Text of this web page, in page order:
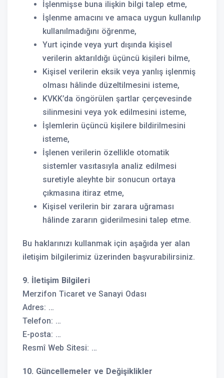
İşlenmişse buna ilişkin bilgi talep etme,
İşlenme amacını ve amaca uygun kullanılıp
kullanılmadığını öğrenme,
Yurt içinde veya yurt dışında kişisel
verilerin aktarıldığı üçüncü kişileri bilme,
Kişisel verilerin eksik veya yanlış işlenmiş
olması hâlinde düzeltilmesini isteme,
KVKK’da öngörülen şartlar çerçevesinde
silinmesini veya yok edilmesini isteme,
İşlemlerin üçüncü kişilere bildirilmesini
isteme,
İşlenen verilerin özellikle otomatik
sistemler vasıtasıyla analiz edilmesi
suretiyle aleyhte bir sonucun ortaya
çıkmasına itiraz etme,
Kişisel verilerin bir zarara uğraması
hâlinde zararın giderilmesini talep etme.
Bu haklarınızı kullanmak için aşağıda yer alan
iletişim bilgilerimiz üzerinden başvurabilirsiniz.
9. İletişim Bilgileri
Merzifon Ticaret ve Sanayi Odası
Adres: …
Telefon: …
E-posta: …
Resmî Web Sitesi: …
10. Güncellemeler ve Değişiklikler